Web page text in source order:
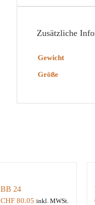
Zusätzliche
Gewicht
Größe
BB 24
CHF 80.05 inkl. MWSt.